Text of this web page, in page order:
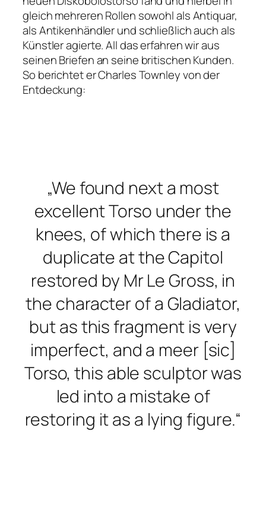
gleich mehreren Rollen sowohl als Antiquar,
als Antikenhändler und schließlich auch als
Künstler agierte. All das erfahren wir aus
seinen Briefen an seine britischen Kunden.
So berichtet er Charles Townley von der
Entdeckung:
„We found next a most
excellent Torso under the
knees, of which there is a
duplicate at the Capitol
restored by Mr Le Gross, in
the character of a Gladiator,
but as this fragment is very
imperfect, and a meer [sic]
Torso, this able sculptor was
led into a mistake of
restoring it as a lying figure.“